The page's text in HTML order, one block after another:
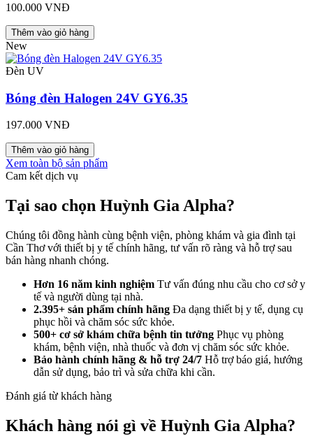
100.000 VNĐ
Thêm vào giỏ hàng
New
Đèn UV
Bóng đèn Halogen 24V GY6.35
197.000 VNĐ
Thêm vào giỏ hàng
Xem toàn bộ sản phẩm
Cam kết dịch vụ
Tại sao chọn Huỳnh Gia Alpha?
Chúng tôi đồng hành cùng bệnh viện, phòng khám và gia đình tại
Cần Thơ với thiết bị y tế chính hãng, tư vấn rõ ràng và hỗ trợ sau
bán hàng nhanh chóng.
Hơn 16 năm kinh nghiệm Tư vấn đúng nhu cầu cho cơ sở y
tế và người dùng tại nhà.
2.395+ sản phẩm chính hãng Đa dạng thiết bị y tế, dụng cụ
phục hồi và chăm sóc sức khỏe.
500+ cơ sở khám chữa bệnh tin tưởng Phục vụ phòng
khám, bệnh viện, nhà thuốc và đơn vị chăm sóc sức khỏe.
Bảo hành chính hãng & hỗ trợ 24/7 Hỗ trợ báo giá, hướng
dẫn sử dụng, bảo trì và sửa chữa khi cần.
Đánh giá từ khách hàng
Khách hàng nói gì về Huỳnh Gia Alpha?